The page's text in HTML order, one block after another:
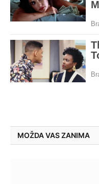
MOŽDA VAS ZANIMA